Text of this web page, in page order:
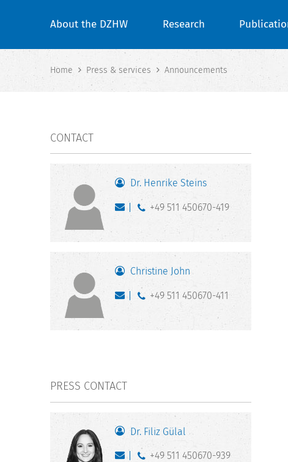
About the DZHW Research
Home Press & services Announcements
CONTACT
Dr. Henrike Steins
+49 511 450670-419
Christine John
+49 511 450670-411
PRESS CONTACT
Dr. Filiz Gülal
+49 511 450670-939